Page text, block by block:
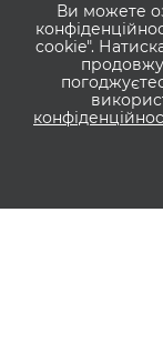
ЗНИЖЕЧКИ
Оптовим
Що таке
Приватбанк та
Ви можете
cookie".